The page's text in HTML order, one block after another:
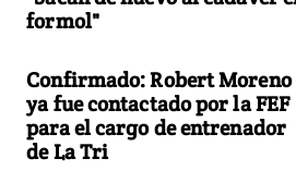
formol"
Confirmado: Robert Moreno
ya fue contactado por la FEF
para el cargo de entrenador
de La Tri